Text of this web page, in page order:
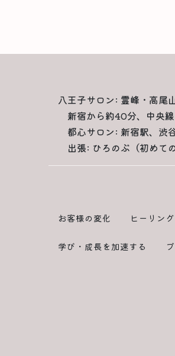
八王子サロン: 霊峰・高尾
新宿から約40分、中央線
都心サロン: 新宿駅、渋
出張: ひろのぶ（初めて
お客様の変化 ヒーリング
学び・成長を加速する